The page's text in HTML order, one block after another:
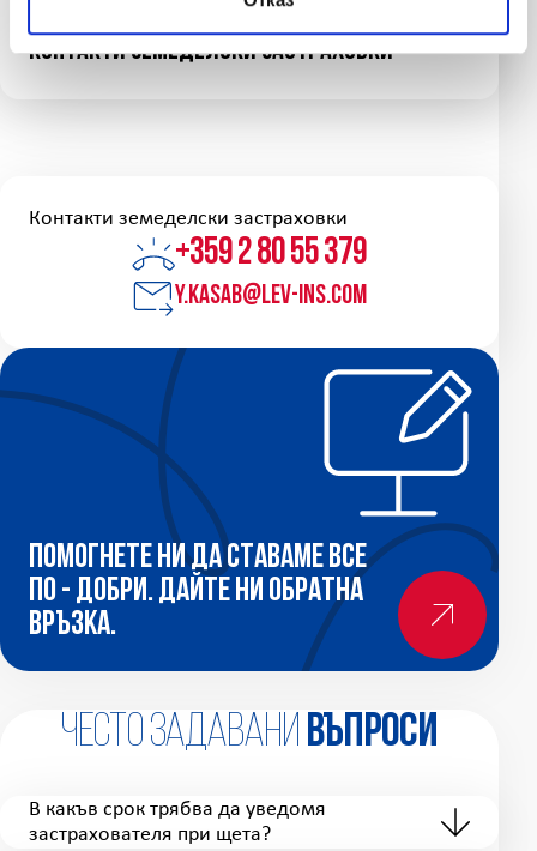
y.kasab@lev-ins.com
Контакти земеделски застраховки
+359 2 80 55 379
y.kasab@lev-ins.com
Контакти земеделски застраховки
Помогнете ни да ставаме все
по - добри. Дайте ни обратна
връзка.
Често задавани въпроси
В какъв срок трябва да уведомя
застрахователя при щета?